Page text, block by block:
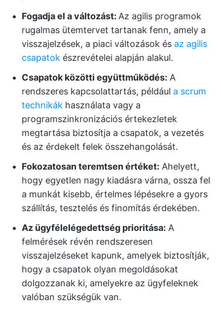
Fogadja el a változást: Az agilis programok
rugalmas ütemtervet tartanak fenn, amely a
visszajelzések, a piaci változások és az agilis
csapatok észrevételei alapján alakul.
Csapatok közötti együttműködés: A
rendszeres kapcsolattartás, például a scrum
technikák használata vagy a
programszinkronizációs értekezletek
megtartása biztosítja a csapatok, a vezetés
és az érdekelt felek összehangolását.
Fokozatosan teremtsen értéket: Ahelyett,
hogy egyetlen nagy kiadásra várna, ossza fel
a munkát kisebb, értelmes lépésekre a gyors
szállítás, tesztelés és finomítás érdekében.
Az ügyfélelégedettség prioritása: A
felmérések révén rendszeresen
visszajelzéseket kapunk, amelyek biztosítják,
hogy a csapatok olyan megoldásokat
dolgozzanak ki, amelyekre az ügyfeleknek
valóban szükségük van.